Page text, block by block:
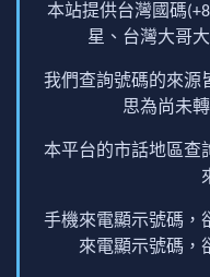
本站提供台灣國碼
星、台灣大哥
我們查詢號碼的來源
思為尚未
本平台的市話地區查
手機來電顯示號碼，
來電顯示號碼，